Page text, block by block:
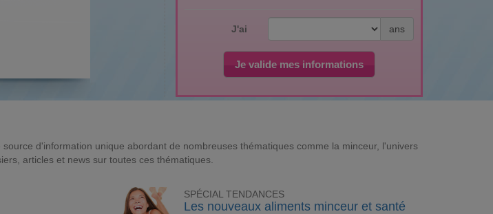
J'ai ans
Je valide mes informations
d'information unique abordant de nombreuses thématiques comme la minceur, l'univers
articles et news sur toutes ces thématiques.
SPÉCIAL TENDANCES
Les nouveaux aliments minceur et santé